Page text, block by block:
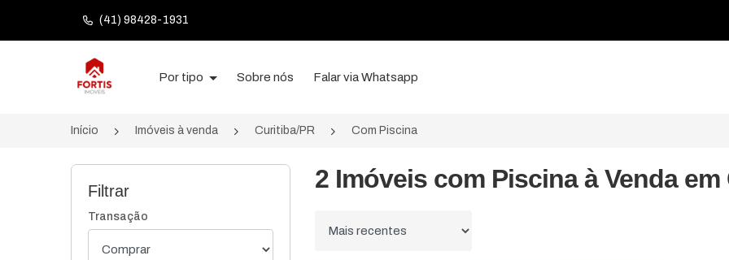
(41) 98428-1931
Página inicial
Por tipo Sobre nós Falar via Whatsapp
Início Imóveis à venda Curitiba/PR Com Piscina
Filtrar
Transação
2 Imóveis com Piscina à Venda em
Ordenar por